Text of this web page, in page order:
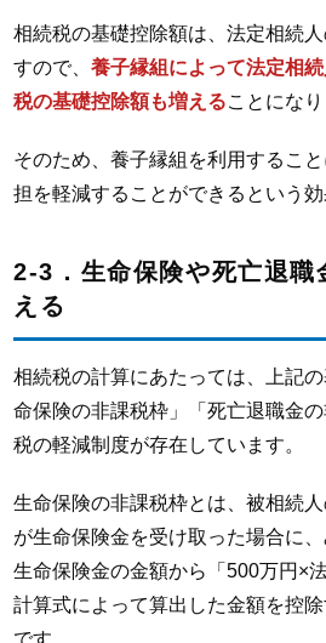
相続税の基礎控除額は、法定相続
すので、養子縁組によって法定相
税の基礎控除額も増えることになり
そのため、養子縁組を利用するこ
担を軽減することができるという効
2-3．生命保険や死亡退職
える
相続税の計算にあたっては、上記
命保険の非課税枠」「死亡退職金
税の軽減制度が存在しています。
生命保険の非課税枠とは、被相続
が生命保険金を受け取った場合に
生命保険金の金額から「500万円×
計算式によって算出した金額を控